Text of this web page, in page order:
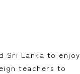
Sri Lanka to enjoy
teachers to